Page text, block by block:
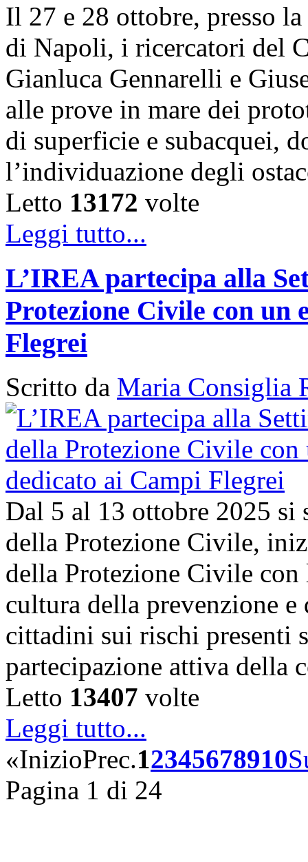
Il 27 e 28 ottobre, presso
di Napoli, i ricercatori del
Gianluca Gennarelli e
alle prove in mare dei
di superficie e subacquei,
l’individuazione degli
Letto 13172 volte
Leggi tutto...
L’IREA partecipa alla
Protezione Civile con un
Flegrei
Scritto da Maria Consiglia
Dal 5 al 13 ottobre 2025 si
della Protezione Civile,
della Protezione Civile
cultura della prevenzione
cittadini sui rischi presenti
partecipazione attiva
Letto 13407 volte
Leggi tutto...
«InizioPrec.12345678910
Pagina 1 di 24